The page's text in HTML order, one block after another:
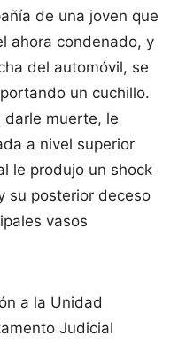
de una joven que
ahora condenado, y
del automóvil, se
un cuchillo.
darle muerte, le
a nivel superior
le produjo un shock
su posterior deceso
vasos
a la Unidad
Judicial